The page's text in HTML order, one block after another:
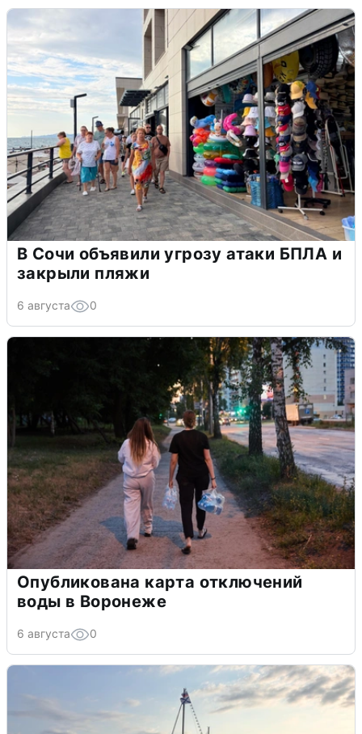
В Сочи объявили угрозу атаки БПЛА и
закрыли пляжи
6 августа 0
Опубликована карта отключений
воды в Воронеже
6 августа 0